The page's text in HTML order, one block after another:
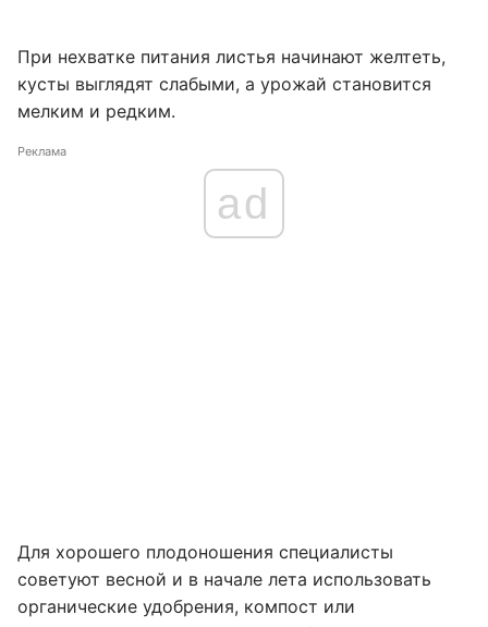
При нехватке питания листья начинают желтеть,
кусты выглядят слабыми, а урожай становится
мелким и редким.
Реклама
ad
Для хорошего плодоношения специалисты
советуют весной и в начале лета использовать
органические удобрения, компост или